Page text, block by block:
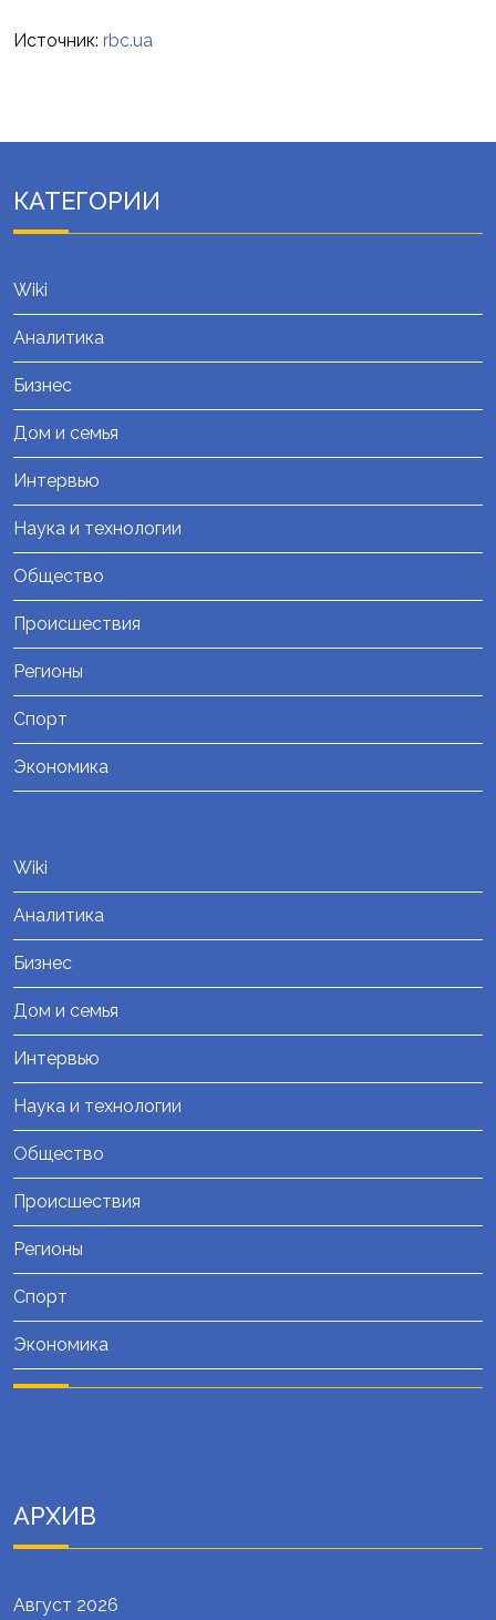
Источник: rbc.ua
КАТЕГОРИИ
Wiki
Аналитика
Бизнес
Дом и семья
Интервью
Наука и технологии
Общество
Происшествия
Регионы
Спорт
Экономика
Wiki
Аналитика
Бизнес
Дом и семья
Интервью
Наука и технологии
Общество
Происшествия
Регионы
Спорт
Экономика
АРХИВ
Август 2026